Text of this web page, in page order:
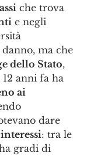
che trova
e negli
ma che
dello Stato,
anni fa ha
ai
dare
: tra le
gradi di